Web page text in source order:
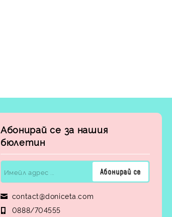
Абонирай се за нашия
бюлетин
contact@doniceta.com
0888/704555